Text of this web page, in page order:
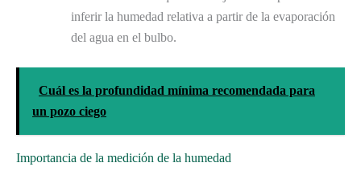
inferir la humedad relativa a partir de la evaporación
del agua en el bulbo.
Cuál es la profundidad mínima recomendada para
un pozo ciego
Importancia de la medición de la humedad